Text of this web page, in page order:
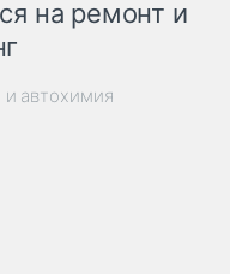
на ремонт и
автохимия